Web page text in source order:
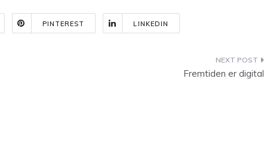
PINTEREST LINKEDIN
Fremtiden er digital